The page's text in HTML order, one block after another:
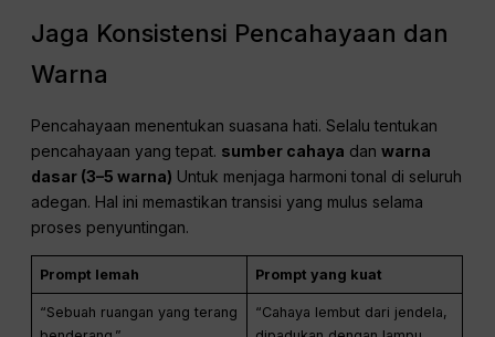
Prompt lemah Prompt yang kuat
“Aktor itu berjalan melintasi
berhenti sejenak, lalu
menutup tirai pada detik
terakhir.”
Pendekatan ini memastikan Sora 2 mempertahankan
seluruh frame yang dihasilkan.
Jaga Konsistensi Pencahayaan dan